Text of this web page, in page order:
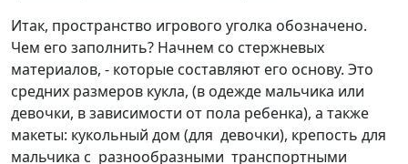
Итак, пространство игрового уголка обозначено.
Чем его заполнить? Начнем со стержневых
материалов, - которые составляют его основу. Это
средних размеров кукла, (в одежде мальчика или
девочки, в зависимости от пола ребенка), а также
макеты: кукольный дом (для девочки), крепость для
мальчика с разнообразными транспортными